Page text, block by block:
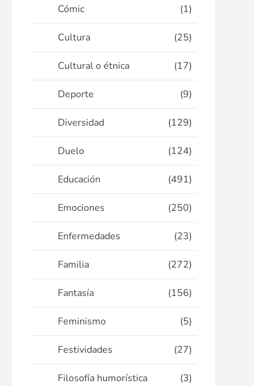
Cómic (1)
Cultura (25)
Cultural o étnica (17)
Deporte (9)
Diversidad (129)
Duelo (124)
Educación (491)
Emociones (250)
Enfermedades (23)
Familia (272)
Fantasía (156)
Feminismo (5)
Festividades (27)
Filosofía humorística (3)